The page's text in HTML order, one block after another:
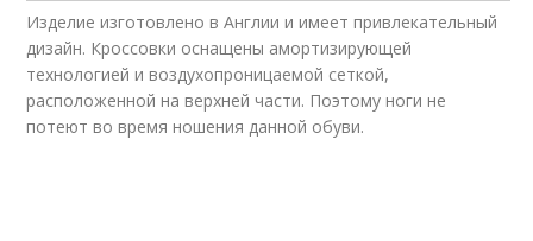
Изделие изготовлено в Англии и имеет привлекательный
дизайн. Кроссовки оснащены амортизирующей
технологией и воздухопроницаемой сеткой,
расположенной на верхней части. Поэтому ноги не
потеют во время ношения данной обуви.